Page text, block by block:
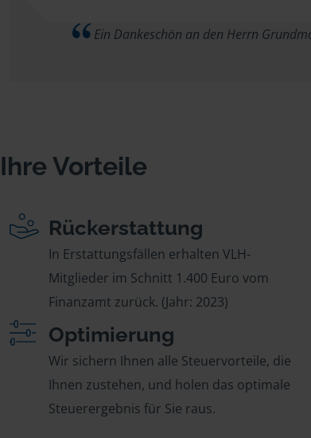
Ein Dankeschön an den Herrn
Ihre Vorteile
Rückerstattung
In Erstattungsfällen erhalten VLH-
Mitglieder im Schnitt 1.400 Euro vom
Finanzamt zurück. (Jahr: 2023)
Optimierung
Wir sichern Ihnen alle Steuervorteile, die
Ihnen zustehen, und holen das optimale
Steuerergebnis für Sie raus.